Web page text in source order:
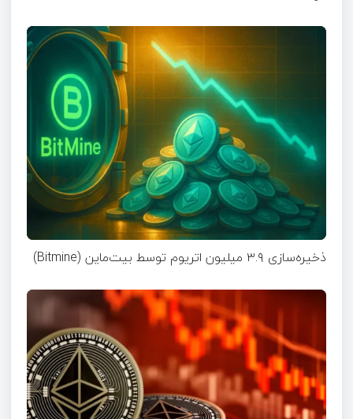
ذخیره‌سازی ۳.۹ میلیون اتریوم توسط بیت‌ماین (Bitmine)